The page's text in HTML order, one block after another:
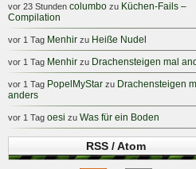
vor 23 Stunden columbo zu Küchen-Fails –
Compilation
vor 1 Tag Menhir zu Heiße Nudel
vor 1 Tag Menhir zu Drachensteigen mal
vor 1 Tag PopelMyStar zu Drachensteigen
anders
vor 1 Tag oesi zu Was für ein Boden
RSS / Atom